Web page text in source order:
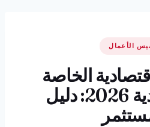
الأعمال
الخاصة
في السعودية 2026: دليل